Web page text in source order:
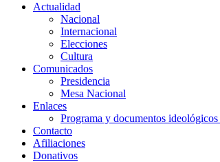
Actualidad
Nacional
Internacional
Elecciones
Cultura
Comunicados
Presidencia
Mesa Nacional
Enlaces
Programa y documentos
Contacto
Afiliaciones
Donativos